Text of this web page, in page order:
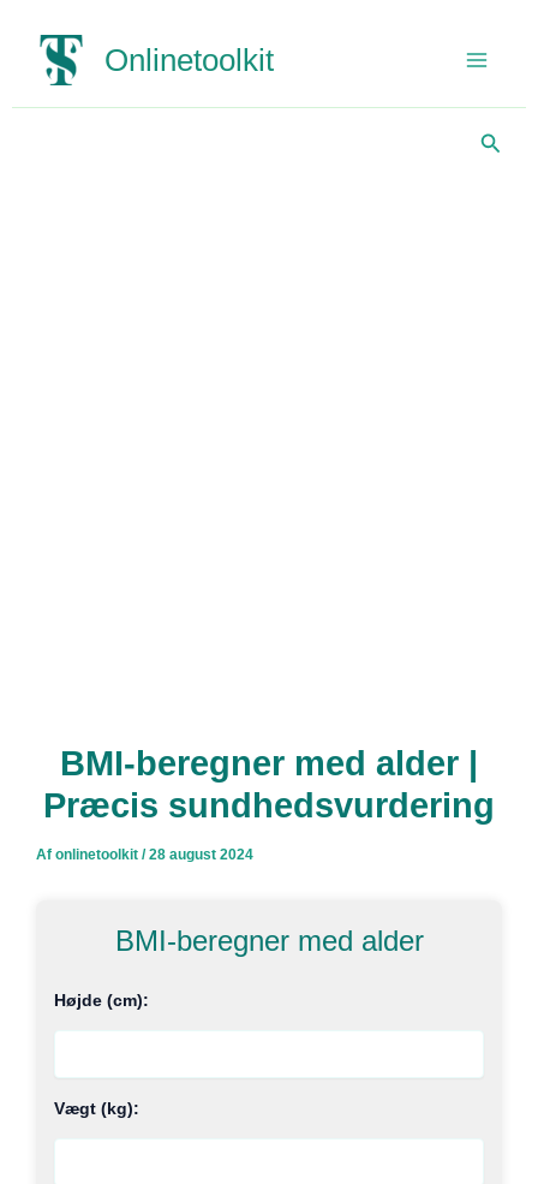
indholdet
Onlinetoolkit
Søg
BMI-beregner med alder |
Præcis sundhedsvurdering
Af onlinetoolkit /28 august 2024
BMI-beregner med alder
Højde (cm):
Vægt (kg):